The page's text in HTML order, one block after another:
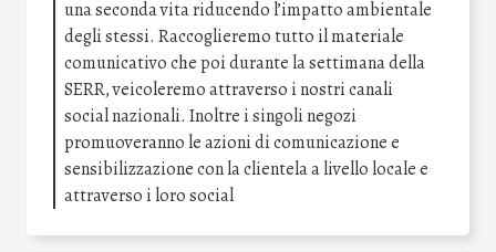
una seconda vita riducendo l’impatto ambientale
degli stessi. Raccoglieremo tutto il materiale
comunicativo che poi durante la settimana della
SERR, veicoleremo attraverso i nostri canali
social nazionali. Inoltre i singoli negozi
promuoveranno le azioni di comunicazione e
sensibilizzazione con la clientela a livello locale e
attraverso i loro social